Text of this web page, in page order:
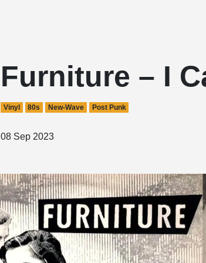
Furniture – I
Vinyl 80s New-Wave Post Punk
08 Sep 2023